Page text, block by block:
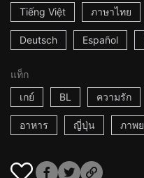
Tiếng Việt ภาษาไทย
Deutsch Español
แท็ก
เกย์
BL ความรัก
อาหาร ญี่ปุ่น ภาพ